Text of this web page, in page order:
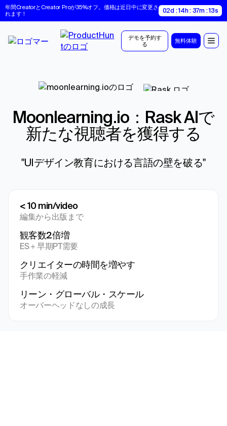
年間CreatorとCreator Proが35%オフ。価格は近日中に変更さ
れます！
02d : 14h : 37m : 12s
デモを予約す
る
無料体験
moonlearning.io：Rask AIで
新たな視聴者を獲得する
"UIデザイン教育における言語の壁を破る"
< 10 min/video
編集から出版まで
観客数2倍増
ES＋早期PT需要
クリエイターの時間を増やす
手作業の軽減
リーン・グローバル・スケール
オーバーヘッドなしの成長